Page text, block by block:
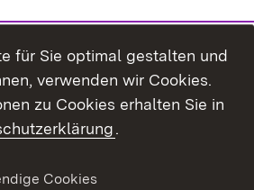
für Sie optimal gestalten und
verwenden wir Cookies.
zu Cookies erhalten Sie in
.
Cookies